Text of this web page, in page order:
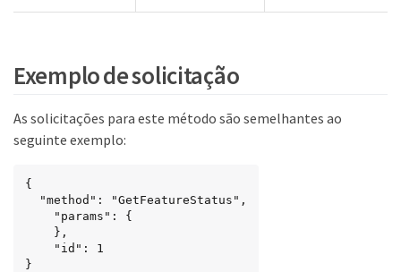
Exemplo de solicitação
As solicitações para este método são semelhantes ao
seguinte exemplo:
{
}